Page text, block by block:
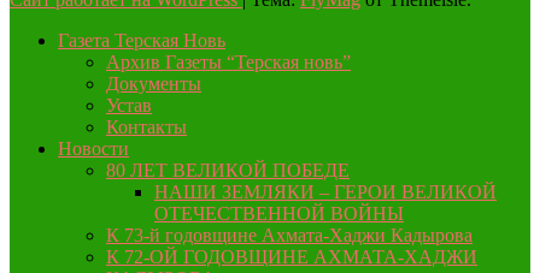
Газета Терская Новь
Архив Газеты “Терская новь”
Документы
Устав
Контакты
Новости
80 ЛЕТ ВЕЛИКОЙ ПОБЕДЕ
НАШИ ЗЕМЛЯКИ – ГЕРОИ ВЕЛИКОЙ
ОТЕЧЕСТВЕННОЙ ВОЙНЫ
К 73-й годовщине Ахмата-Хаджи Кадырова
К 72-ОЙ ГОДОВЩИНЕ АХМАТА-ХАДЖИ